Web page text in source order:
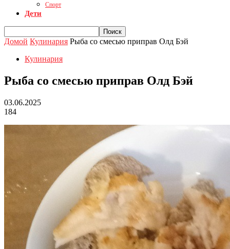
Спорт
Дети
Домой Кулинария Рыба со смесью приправ Олд Бэй
Кулинария
Рыба со смесью приправ Олд Бэй
03.06.2025
184